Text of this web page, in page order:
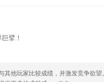
擘！
其他玩家比较成绩，并激发竞争欲望